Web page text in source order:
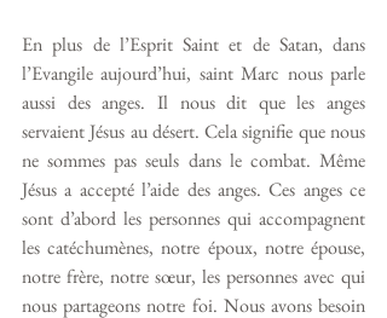
En plus de l’Esprit Saint et de Satan, dans
l’Evangile aujourd’hui, saint Marc nous parle
aussi des anges. Il nous dit que les anges
servaient Jésus au désert. Cela signifie que nous
ne sommes pas seuls dans le combat. Même
Jésus a accepté l’aide des anges. Ces anges ce
sont d’abord les personnes qui accompagnent
les catéchumènes, notre époux, notre épouse,
notre frère, notre sœur, les personnes avec qui
nous partageons notre foi. Nous avons besoin